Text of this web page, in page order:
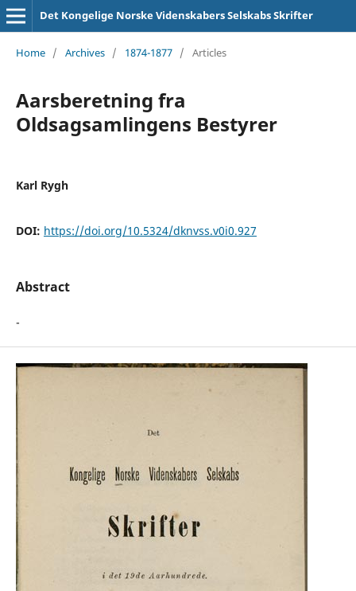
Det Kongelige Norske Videnskabers Selskabs Skrifter
Home / Archives / 1874-1877 / Articles
Aarsberetning fra
Oldsagsamlingens Bestyrer
Karl Rygh
DOI: https://doi.org/10.5324/dknvss.v0i0.927
Abstract
-